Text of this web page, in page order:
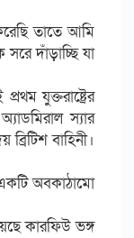
তাতে আমি
দাঁড়াচ্ছি যা
যুক্তরাষ্ট্রের
স্যার
বাহিনী।
অবকাঠামো
কারফিউ ভঙ্গ